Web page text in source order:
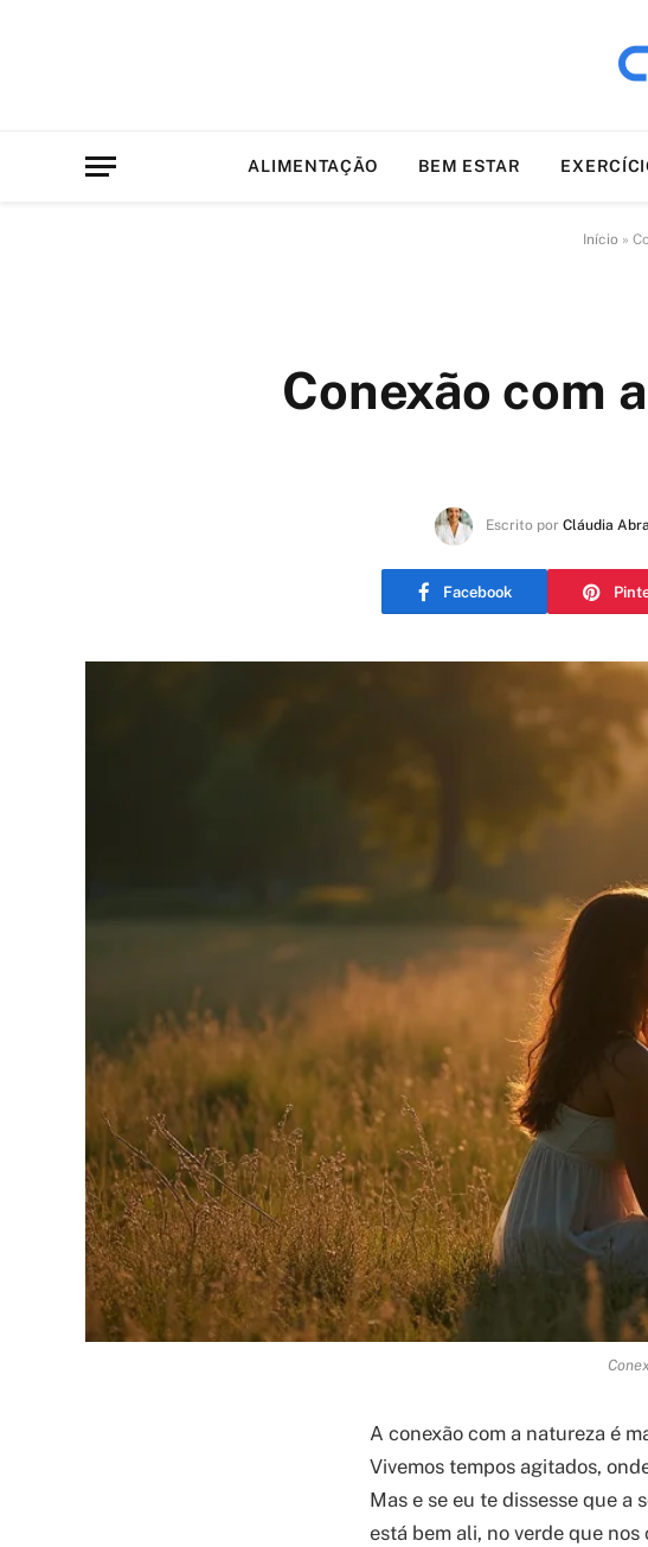
ALIMENTAÇÃO BEM ESTAR
Início »
Conexão com
Escrito por Cláudia
Facebook
A conexão com a natureza é
Vivemos tempos agitados,
Mas e se eu te dissesse que a
está bem ali, no verde que